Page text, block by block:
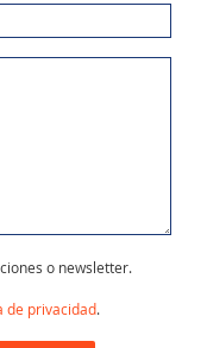
o newsletter.
de privacidad.